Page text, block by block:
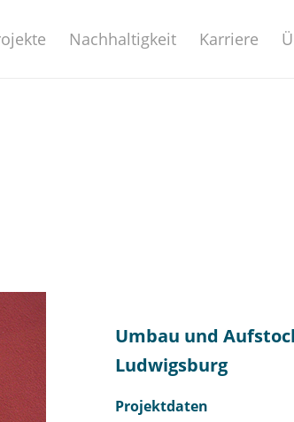
Nachhaltigkeit Karriere
Umbau und
Ludwigsburg
Projektdaten